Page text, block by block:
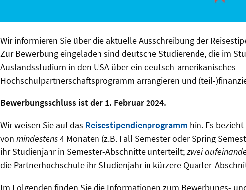
Wir informieren Sie über die aktuelle Ausschreibung der
Zur Bewerbung eingeladen sind deutsche Studierende, die im
Auslandsstudium in den USA über ein deutsch-amerikanisches
Hochschulpartnerschaftsprogramm arrangieren und (teil-
Bewerbungsschluss ist der 1. Februar 2024.
Wir weisen Sie auf das Reisestipendienprogramm hin. Es
von mindestens4 Monaten (z.B. Fall Semester oder Spring
ihr Studienjahr in Semester-Abschnitte unterteilt;zwei
die Partnerhochschule ihr Studienjahr in kürzere Quarter-
Im Folgenden finden Sie die Informationen zum Bewerbungs-